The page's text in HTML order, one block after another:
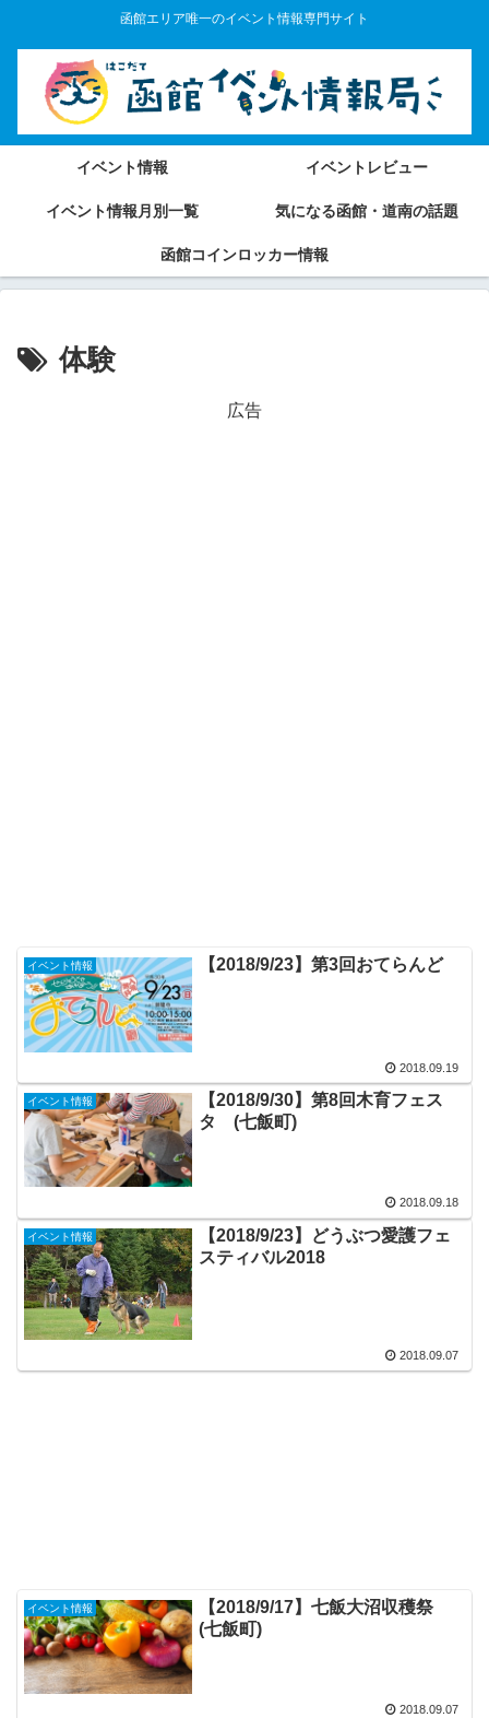
函館エリア唯一のイベント情報専門サイト
イベント情報 イベントレビュー
イベント情報月別一覧 気になる函館・道南の話題
函館コインロッカー情報
体験
広告
イベント情報 【2018/9/23】第3回おてらんど
2018.09.19
イベント情報
【2018/9/30】第8回木育フェス
タ (七飯町)
2018.09.18
イベント情報
【2018/9/23】どうぶつ愛護フェ
スティバル2018
2018.09.07
イベント情報
【2018/9/17】七飯大沼収穫祭
(七飯町)
2018.09.07